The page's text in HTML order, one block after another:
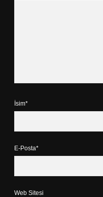
İsim*
E-Posta*
Web Sitesi